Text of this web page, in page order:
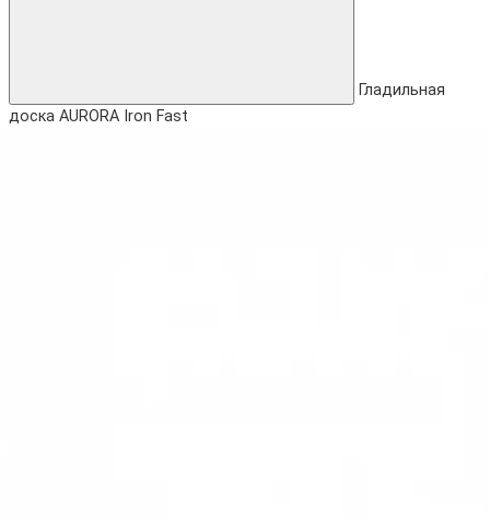
Гладильная
доска AURORA Iron Fast